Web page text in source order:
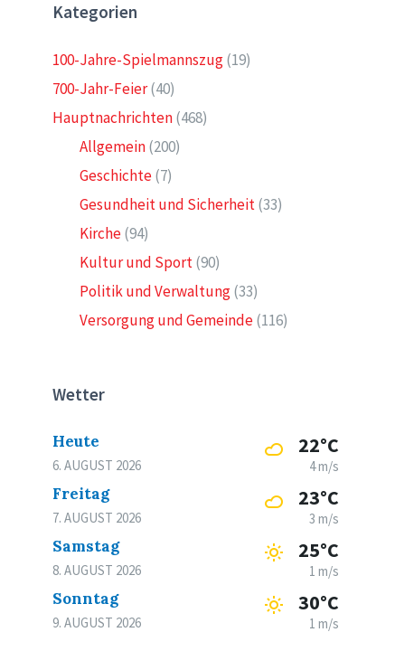
Kategorien
100-Jahre-Spielmannszug(19)
700-Jahr-Feier(40)
Hauptnachrichten(468)
Allgemein(200)
Geschichte(7)
Gesundheit und Sicherheit(33)
Kirche(94)
Kultur und Sport(90)
Politik und Verwaltung(33)
Versorgung und Gemeinde(116)
Wetter
Heute
6. AUGUST 2026
22°C
4 m/s
Freitag
7. AUGUST 2026
23°C
3 m/s
Samstag
8. AUGUST 2026
25°C
1 m/s
Sonntag
9. AUGUST 2026
30°C
1 m/s